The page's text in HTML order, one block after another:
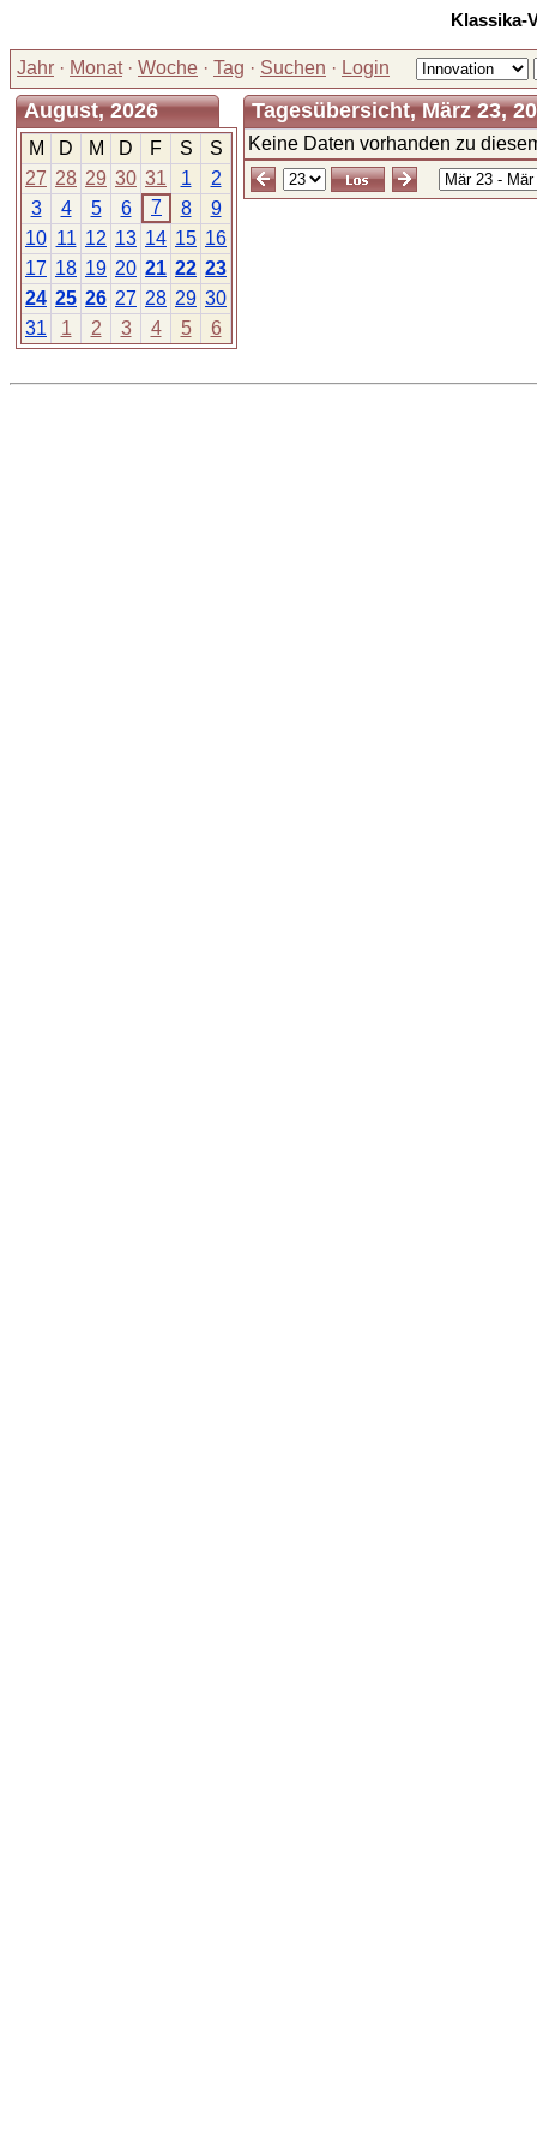
Klassika-
Jahr · Monat· Woche · Tag · Suchen · Login
August, 2026
M D M D F S
S
27 28 29 30 31 1
2
3
4 5 6 7 8
9
10 11 12 13 14 15 16
17 18 19 20 21 22 23
24 25 26 27 28 29 30
31
1 2 3 4 5 6
Tagesübersicht, März 23,
Keine Daten vorhanden zu